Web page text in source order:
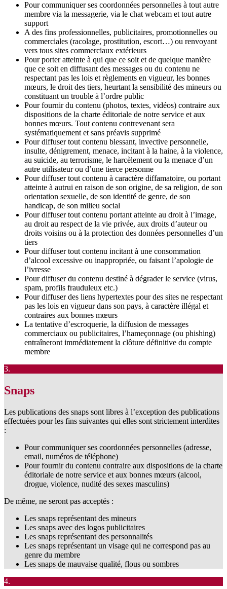
Pour communiquer ses coordonnées personnelles à tout autre
membre via la messagerie, via le chat webcam et tout autre
support
A des fins professionnelles, publicitaires, promotionnelles ou
commerciales (racolage, prostitution, escort…) ou renvoyant
vers tous sites commerciaux extérieurs
Pour porter atteinte à qui que ce soit et de quelque manière
que ce soit en diffusant des messages ou du contenu ne
respectant pas les lois et règlements en vigueur, les bonnes
mœurs, le droit des tiers, heurtant la sensibilité des mineurs ou
constituant un trouble à l’ordre public
Pour fournir du contenu (photos, textes, vidéos) contraire aux
dispositions de la charte éditoriale de notre service et aux
bonnes mœurs. Tout contenu contrevenant sera
systématiquement et sans préavis supprimé
Pour diffuser tout contenu blessant, invective personnelle,
insulte, dénigrement, menace, incitant à la haine, à la violence,
au suicide, au terrorisme, le harcèlement ou la menace d’un
autre utilisateur ou d’une tierce personne
Pour diffuser tout contenu à caractère diffamatoire, ou portant
atteinte à autrui en raison de son origine, de sa religion, de son
orientation sexuelle, de son identité de genre, de son
handicap, de son milieu social
Pour diffuser tout contenu portant atteinte au droit à l’image,
au droit au respect de la vie privée, aux droits d’auteur ou
droits voisins ou à la protection des données personnelles d’un
tiers
Pour diffuser tout contenu incitant à une consommation
d’alcool excessive ou inappropriée, ou faisant l’apologie de
l’ivresse
Pour diffuser du contenu destiné à dégrader le service (virus,
spam, profils frauduleux etc.)
Pour diffuser des liens hypertextes pour des sites ne respectant
pas les lois en vigueur dans son pays, à caractère illégal et
contraires aux bonnes mœurs
La tentative d’escroquerie, la diffusion de messages
commerciaux ou publicitaires, l’hameçonnage (ou phishing)
entraîneront immédiatement la clôture définitive du compte
membre
3.
Snaps
Les publications des snaps sont libres à l’exception des publications
effectuées pour les fins suivantes qui elles sont strictement interdites
:
Pour communiquer ses coordonnées personnelles (adresse,
email, numéros de téléphone)
Pour fournir du contenu contraire aux dispositions de la charte
éditoriale de notre service et aux bonnes mœurs (alcool,
drogue, violence, nudité des sexes masculins)
De même, ne seront pas acceptés :
Les snaps représentant des mineurs
Les snaps avec des logos publicitaires
Les snaps représentant des personnalités
Les snaps représentant un visage qui ne correspond pas au
genre du membre
Les snaps de mauvaise qualité, flous ou sombres
4.